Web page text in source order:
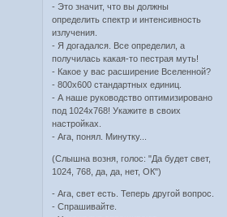
- Это значит, что вы должны
определить спектр и интенсивность
излучения.
- Я догадался. Все определил, а
получилась какая-то пестрая муть!
- Какое у вас расширение Вселенной?
- 800х600 стандартных единиц.
- А наше руководство оптимизировано
под 1024х768! Укажите в своих
настройках.
- Ага, понял. Минутку...
(Слышна возня, голос: "Да будет свет,
1024, 768, да, да, нет, ОК")
- Ага, свет есть. Теперь другой вопрос.
- Спрашивайте.